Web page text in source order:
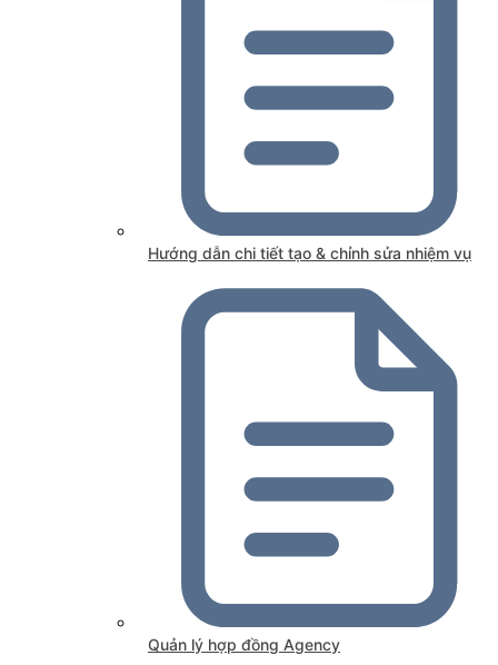
Hướng dẫn chi tiết tạo & chỉnh sửa nhiệm vụ
Quản lý hợp đồng Agency